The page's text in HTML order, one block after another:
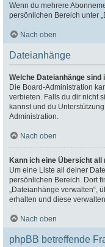
Wenn du mehrere
persönlichen Bereich unter
Nach oben
Dateianhänge
Welche Dateianhänge
Die Board-Administration
verbieten. Falls du dir nicht
kannst und du
Administration.
Nach oben
Kann ich eine Übersicht
Um eine Liste all deiner
persönlichen Bereich. Dort
„Dateianhänge verwalten“,
erhalten und diese
Nach oben
phpBB betreffende